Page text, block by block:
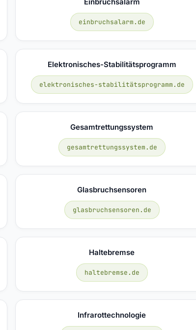
einbruchsalarm.de
Elektronisches-Stabilitätsprogramm
elektronisches-stabilitätsprogramm.de
Gesamtrettungssystem
gesamtrettungssystem.de
Glasbruchsensoren
glasbruchsensoren.de
Haltebremse
haltebremse.de
Infrarottechnologie